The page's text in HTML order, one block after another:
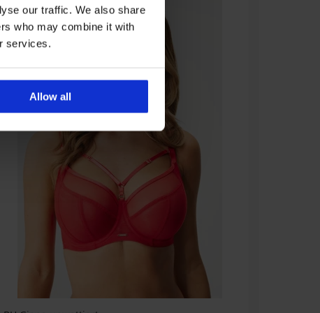
our traffic. We also share
who may combine it with
services.
Allow all